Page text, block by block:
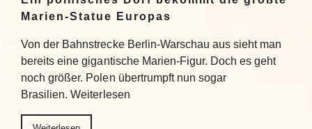
Marien-Statue Europas
Von der Bahnstrecke Berlin-Warschau aus sieht man
bereits eine gigantische Marien-Figur. Doch es geht
noch größer. Polen übertrumpft nun sogar
Brasilien. Weiterlesen